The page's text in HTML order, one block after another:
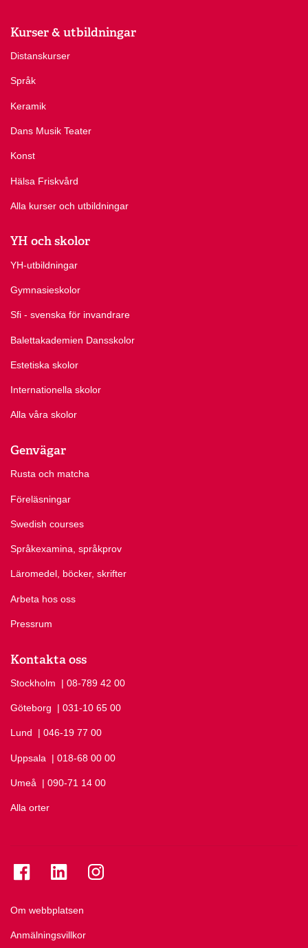
Kurser & utbildningar
Distanskurser
Språk
Keramik
Dans Musik Teater
Konst
Hälsa Friskvård
Alla kurser och utbildningar
YH och skolor
YH-utbildningar
Gymnasieskolor
Sfi - svenska för invandrare
Balettakademien Dansskolor
Estetiska skolor
Internationella skolor
Alla våra skolor
Genvägar
Rusta och matcha
Föreläsningar
Swedish courses
Språkexamina, språkprov
Läromedel, böcker, skrifter
Arbeta hos oss
Pressrum
Kontakta oss
Stockholm Ring Stockholm på
| 08-789 42 00
Göteborg Ring Göteborg på
| 031-10 65 00
Lund Ring Lund på
| 046-19 77 00
Uppsala Ring Uppsala på
| 018-68 00 00
Umeå Ring Umeå på
| 090-71 14 00
Alla orter
Om webbplatsen
Anmälningsvillkor
Se folkuniversitetet på Facebook
Se folkuniversitetet på LinkedIn